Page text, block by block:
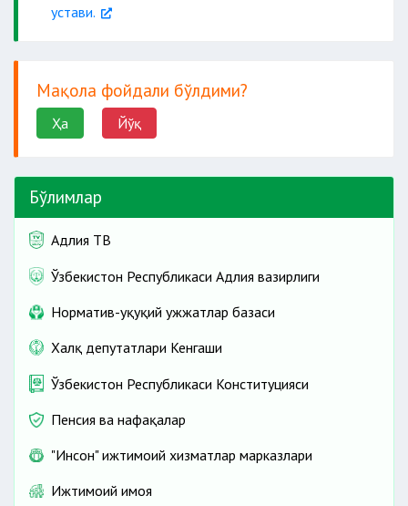
устави.
Мақола фойдали бўлдими?
Ҳа Йўқ
Бўлимлар
Адлия ТВ
Ўзбекистон Республикаси Адлия вазирлиги
Норматив-ҳуқуқий ҳужжатлар базаси
Халқ депутатлари Кенгаши
Ўзбекистон Республикаси Конституцияси
Пенсия ва нафақалар
"Инсон" ижтимоий хизматлар марказлари
Ижтимоий ҳимоя